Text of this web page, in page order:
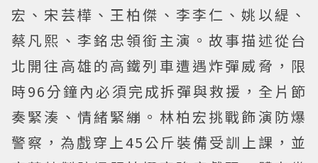
宏、宋芸樺、王柏傑、李李仁、姚以緹、
蔡凡熙、李銘忠領銜主演。故事描述從台
北開往高雄的高鐵列車遭遇炸彈威脅，限
時96分鐘內必須完成拆彈與救援，全片節
奏緊湊、情緒緊繃。林柏宏挑戰飾演防爆
警察，為戲穿上45公斤裝備受訓上課，並